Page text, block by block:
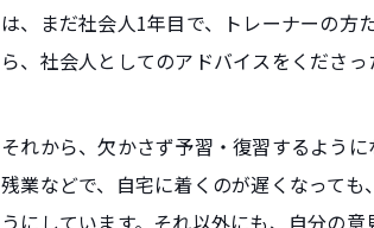
は、まだ社会人1年目で、トレーナーの方
ら、社会人としてのアドバイスをくださっ
それから、欠かさず予習・復習するよう
残業などで、自宅に着くのが遅くなって
うにしています。それ以外にも、自分の